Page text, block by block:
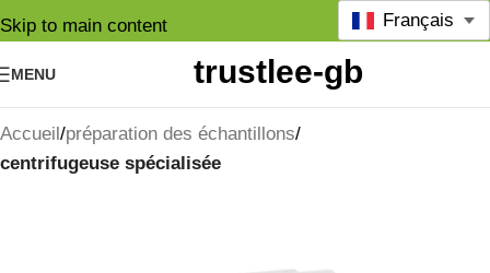
Skip to main content
MENU
Français
Accueil préparation des échantillons
centrifugeuse spécialisée